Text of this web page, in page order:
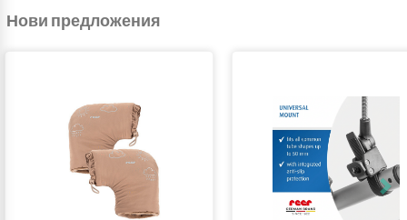
Нови предложения